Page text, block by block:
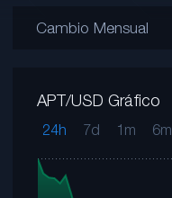
Cambio Mensual
APT/USD Gráfico
24h 7d 1m 6m